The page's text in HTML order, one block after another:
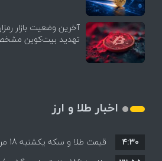
آخرین وضعیت بازار
تهدید بیت‌کوین
اخبار طلا و ارز
قیمت طلا و سکه یکشنبه 18 مرداد+ جدول
۴:۳۰